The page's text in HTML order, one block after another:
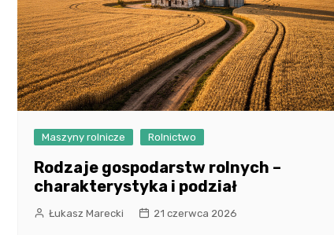
Maszyny rolnicze Rolnictwo
Rodzaje gospodarstw rolnych –
charakterystyka i podział
Łukasz Marecki 21 czerwca 2026